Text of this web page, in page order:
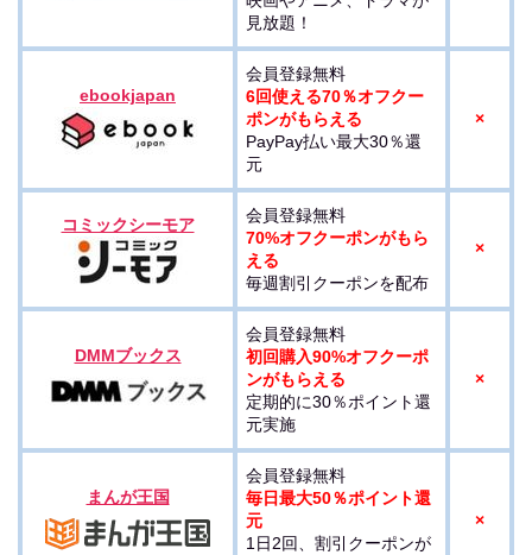
見放題！
ebookjapan
会員登録無料
6回使える70％オフクー
ポンがもらえる
PayPay払い最大30％還
元
×
コミックシーモア
会員登録無料
70%オフクーポンがもら
える
毎週割引クーポンを配布
×
DMMブックス
会員登録無料
初回購入90%オフクーポ
ンがもらえる
定期的に30％ポイント還
元実施
×
まんが王国
会員登録無料
毎日最大50％ポイント還
元
1日2回、割引クーポンが
×